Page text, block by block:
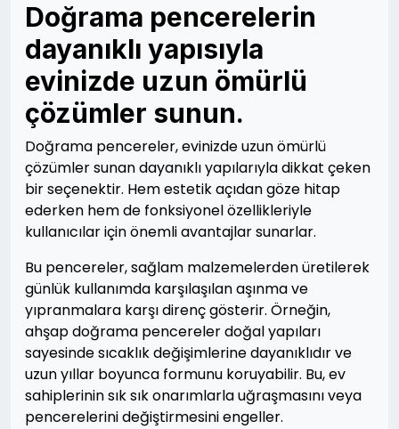
Doğrama pencerelerin
dayanıklı yapısıyla
evinizde uzun ömürlü
çözümler sunun.
Doğrama pencereler, evinizde uzun ömürlü
çözümler sunan dayanıklı yapılarıyla dikkat çeken
bir seçenektir. Hem estetik açıdan göze hitap
ederken hem de fonksiyonel özellikleriyle
kullanıcılar için önemli avantajlar sunarlar.
Bu pencereler, sağlam malzemelerden üretilerek
günlük kullanımda karşılaşılan aşınma ve
yıpranmalara karşı direnç gösterir. Örneğin,
ahşap doğrama pencereler doğal yapıları
sayesinde sıcaklık değişimlerine dayanıklıdır ve
uzun yıllar boyunca formunu koruyabilir. Bu, ev
sahiplerinin sık sık onarımlarla uğraşmasını veya
pencerelerini değiştirmesini engeller.